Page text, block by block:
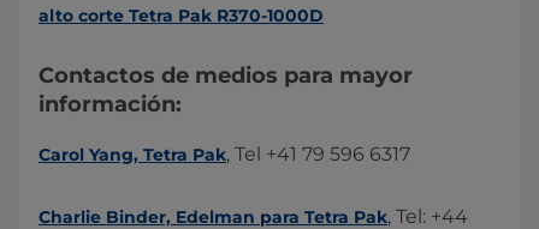
alto corte Tetra Pak R370-1000D​
Contactos de medios para mayor
información:
Carol Yang, Tetra Pak​​, Tel +41 79 596 6317
Charlie Binder, ​Edelman para Tetra Pak​​, Tel: +44